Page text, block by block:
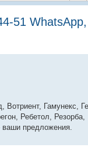
51
Гамунекс,
Ребетол, Резорба,
предложения.